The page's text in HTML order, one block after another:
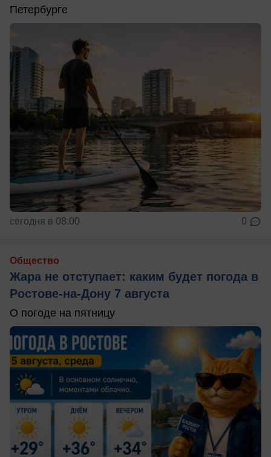
Петербурге
сегодня в 08:00 0
Общество
Жара не отступает: каким будет погода в
Ростове-на-Дону 7 августа
О погоде на пятницу